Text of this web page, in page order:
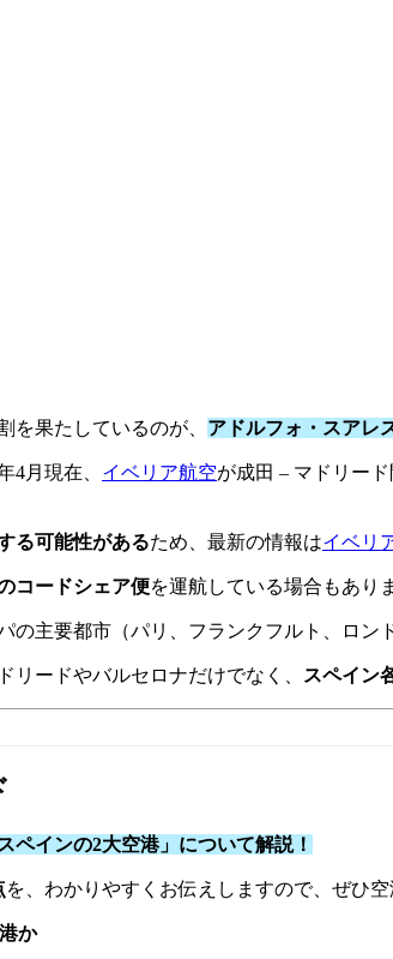
を果たしているのが、 アドルフォ・スアレ
4月現在、 イベリア航空が成田 – マドリード
る可能性があるため、最新の情報はイベリ
コードシェア便を運航している場合もあり
の主要都市（パリ、フランクフルト、ロン
リードやバルセロナだけでなく、 スペイン
ペインの2大空港」について解説！
を、わかりやすくお伝えしますので、ぜひ
か